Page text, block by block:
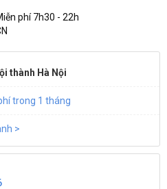
phí 7h30 - 22h
thành Hà Nội
trong 1 tháng
>